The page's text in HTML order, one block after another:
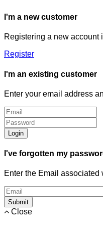
I'm a new customer
Registering a new account
Register
I'm an existing customer
Enter your email address
Login
I've forgotten my
Enter the Email
Submit
Close